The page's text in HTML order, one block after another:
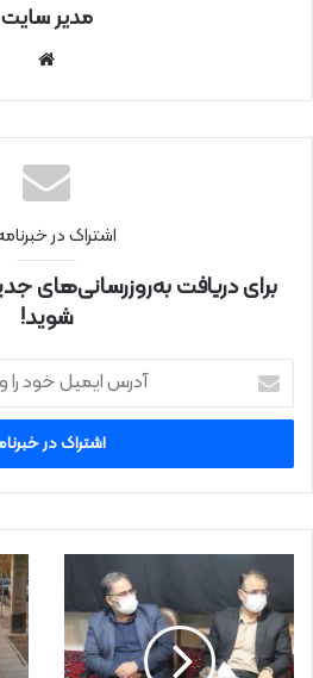
مدیر سایت
نتی
اشتراک در
برای دریافت به‌روزرسانی‌های
شوید!
ر
ا
ی
و
د
ر